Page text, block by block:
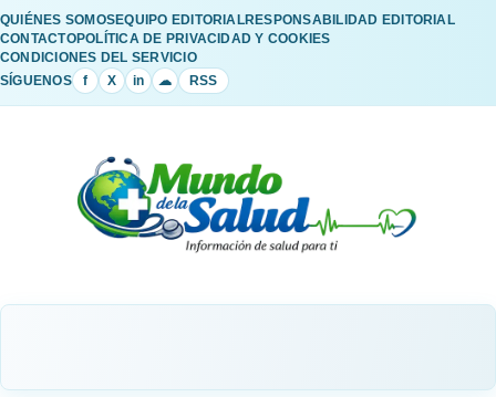
QUIÉNES SOMOSEQUIPO EDITORIALRESPONSABILIDAD EDITORIAL
CONTACTOPOLÍTICA DE PRIVACIDAD Y COOKIES
CONDICIONES DEL SERVICIO
SÍGUENOS
f X in ☁ RSS